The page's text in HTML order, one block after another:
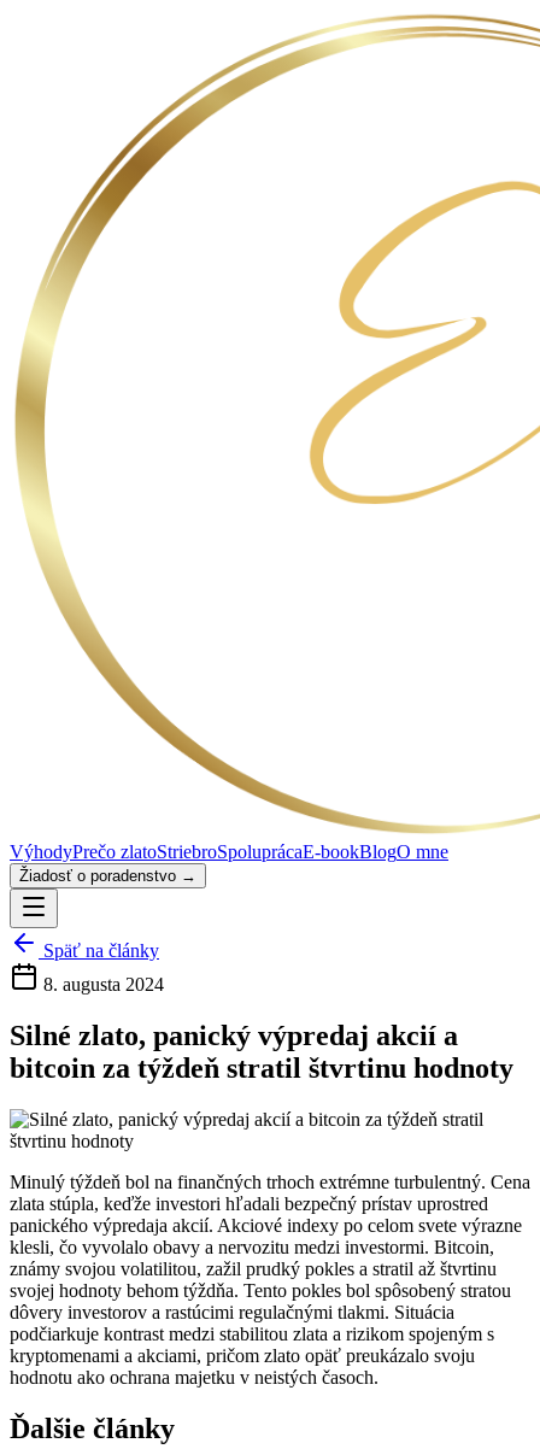
VýhodyPrečo zlatoStriebroSpoluprácaE-bookBlogO mne
Žiadosť o poradenstvo →
Späť na články
8. augusta 2024
Silné zlato, panický výpredaj akcií a
bitcoin za týždeň stratil štvrtinu hodnoty
Minulý týždeň bol na finančných trhoch extrémne turbulentný. Cena
zlata stúpla, keďže investori hľadali bezpečný prístav uprostred
panického výpredaja akcií. Akciové indexy po celom svete výrazne
klesli, čo vyvolalo obavy a nervozitu medzi investormi. Bitcoin,
známy svojou volatilitou, zažil prudký pokles a stratil až štvrtinu
svojej hodnoty behom týždňa. Tento pokles bol spôsobený stratou
dôvery investorov a rastúcimi regulačnými tlakmi. Situácia
podčiarkuje kontrast medzi stabilitou zlata a rizikom spojeným s
kryptomenami a akciami, pričom zlato opäť preukázalo svoju
hodnotu ako ochrana majetku v neistých časoch.
Ďalšie články